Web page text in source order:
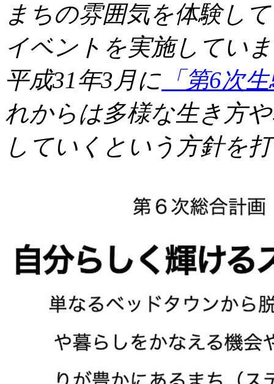
まちの雰囲気を体験し
イベントを実施してい
平成31年3月に 「第6次
れからは多様な生き方
していくという方針を